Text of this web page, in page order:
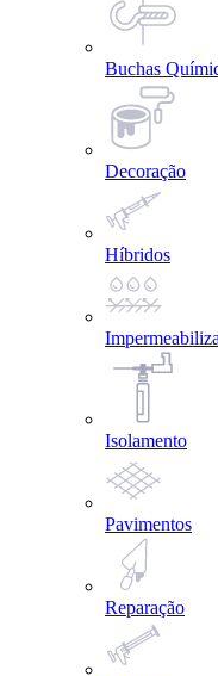
Buchas
Decoração
Híbridos
Isolamento
Pavimentos
Reparação